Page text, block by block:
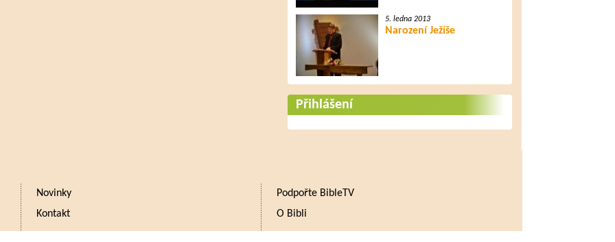
5. ledna 2013
Narození Ježíše
Přihlášení
Novinky
Podpořte BibleTV
Kontakt
O Bibli